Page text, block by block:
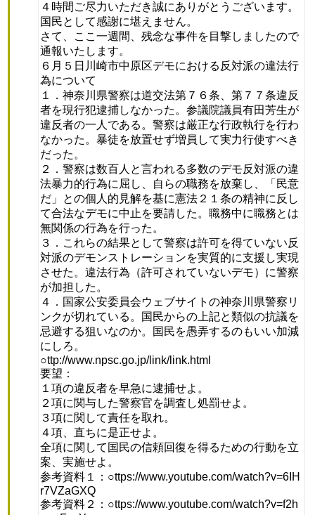
４時間ご尽力いただき誠にありがとうございます。
国民として感謝に堪えません。
さて、ここ一週間、残念な事件を目撃しましたので
通報いたします。
６月５日川崎市中原区デモにおける反対派の違法行
為について
１．神奈川県警察は道交法第７６条、第７７条違反
者を現行犯逮捕しなかった。参議院議員有田芳生が
違反者の一人である。警察は厳正な行政執行を行わ
なかった。暴徒を放置せず増員して実力行使すべき
だった。
２．警察は数百人と言われる多数のデモ反対派の違
法暴力的行為に屈し、自らの職務を放棄し、「民意
だ」との個人的見解を基に憲法２１条の精神に反し
て合法なデモに中止を要請した。職務中に職務とは
無関係の行為を行った。
３．これらの結果として警察は許可を得ていない反
対派のデモンストレーションを実質的に支援し実現
させた。違法行為（許可されていないデモ）に警察
が加担した。
４．国家公安委員会ウェブサイトの神奈川県警察リ
ンクが切れている。国民からの上記と類似の抗議を
忌避する狙いなのか。国民を愚弄するのもいい加減
にしろ。
○ttp://www.npsc.go.jp/link/link.html
要望：
１項の違反者を早急に逮捕せよ。
２項に関与した警察官を調査し処罰せよ。
３項に関して責任を取れ。
４項、直ちに是正せよ。
全項に関して国民の信頼回復を得るための行動を立
案、実施せよ。
参考資料１：○ttps://www.youtube.com/watch?v=6IH
r7VZaGXQ
参考資料２：○ttps://www.youtube.com/watch?v=f2h